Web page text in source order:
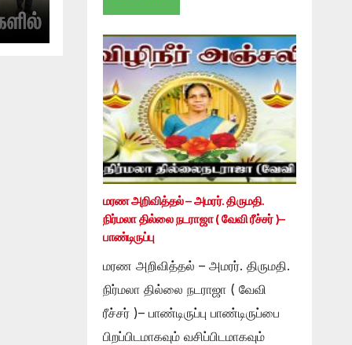
மரண அறிவித்தல் – அமரர். திருமதி.
நிர்மலா தில்லை நடராஜா ( வேவி ரீச்சர் )–
பாண்டிருப்பு
மரண அறிவித்தல் – அமரர். திருமதி.
நிர்மலா தில்லை நடராஜா ( வேவி
ரீச்சர் )– பாண்டிருப்பு பாண்டிருப்பை
பிறப்பிடமாகவும் வசிப்பிடமாகவும்